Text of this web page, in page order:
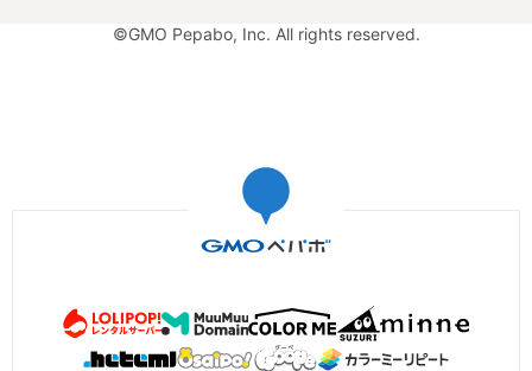
©GMO Pepabo, Inc. All rights reserved.